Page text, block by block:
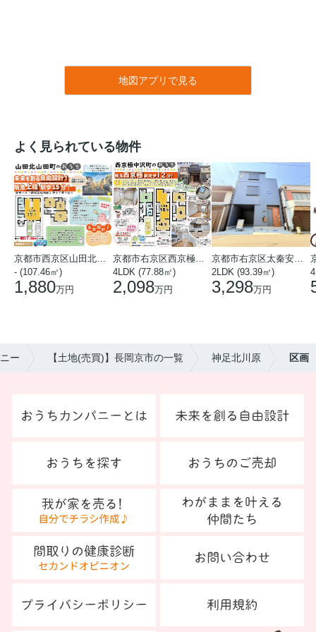
地図アプリで見る
よく見られている物件
- (107.46㎡)
1,880万円
4LDK (77.88㎡)
2,098万円
2LDK (93.39㎡)
3,298万円
ー 【土地(売買)】長岡京市の一覧 神足北川原 区画